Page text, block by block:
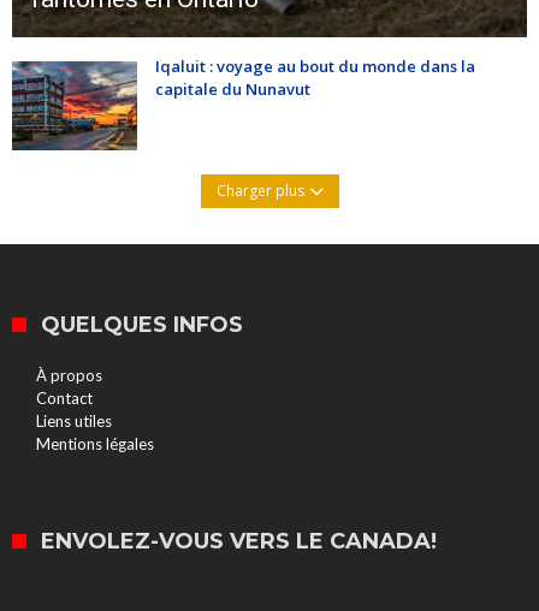
Iqaluit : voyage au bout du monde dans la
capitale du Nunavut
Charger plus
QUELQUES INFOS
À propos
Contact
Liens utiles
Mentions légales
ENVOLEZ-VOUS VERS LE CANADA!